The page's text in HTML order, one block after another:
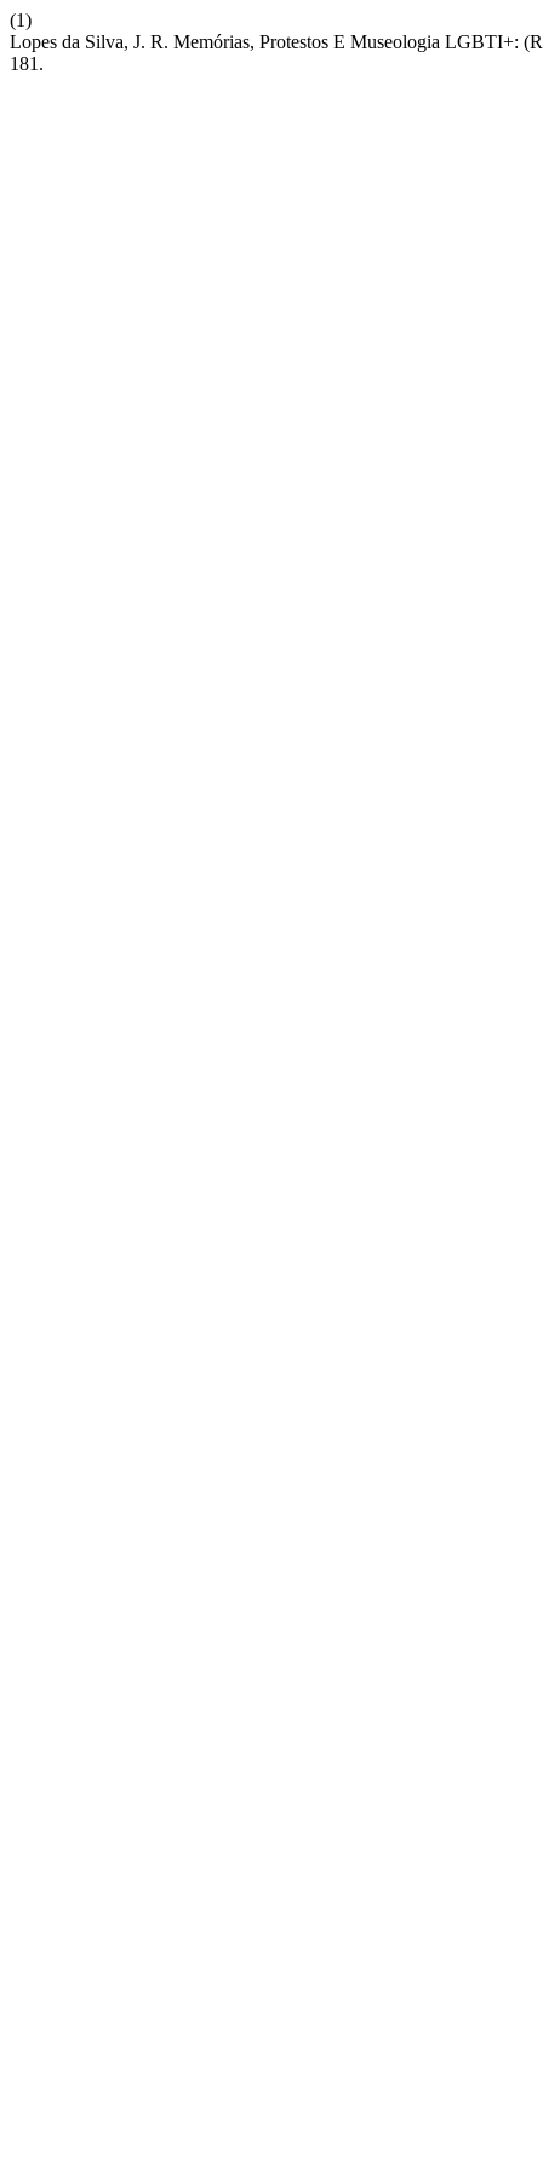
(1)
Lopes da Silva, J. R. Memórias, Protestos E Museologia LGBTI+:
181.